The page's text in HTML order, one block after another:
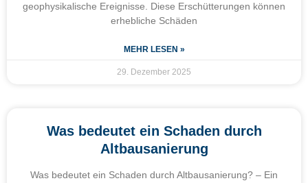
geophysikalische Ereignisse. Diese Erschütterungen können
erhebliche Schäden
MEHR LESEN »
29. Dezember 2025
Was bedeutet ein Schaden durch
Altbausanierung
Was bedeutet ein Schaden durch Altbausanierung? – Ein